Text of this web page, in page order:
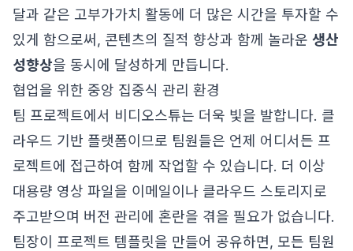
달과 같은 고부가가치 활동에 더 많은 시간을 투자할 수
있게 함으로써, 콘텐츠의 질적 향상과 함께 놀라운 생산
성향상을 동시에 달성하게 만듭니다.
협업을 위한 중앙 집중식 관리 환경
팀 프로젝트에서 비디오스튜는 더욱 빛을 발합니다. 클
라우드 기반 플랫폼이므로 팀원들은 언제 어디서든 프
로젝트에 접근하여 함께 작업할 수 있습니다. 더 이상
대용량 영상 파일을 이메일이나 클라우드 스토리지로
주고받으며 버전 관리에 혼란을 겪을 필요가 없습니다.
팀장이 프로젝트 템플릿을 만들어 공유하면, 모든 팀원